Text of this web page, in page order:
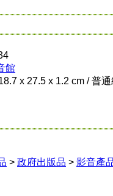
館
x 27.5 x 1.2 cm / 普
> 政府出版品 > 影音產